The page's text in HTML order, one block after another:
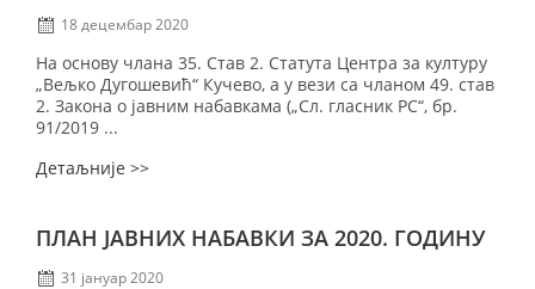
18 децембар 2020
На основу члана 35. Став 2. Статута Центра за културу
„Вељко Дугошевић“ Кучево, а у вези са чланом 49. став
2. Закона о јавним набавкама („Сл. гласник РС“, бр.
91/2019 ...
Детаљније >>
ПЛАН ЈАВНИХ НАБАВКИ ЗА 2020. ГОДИНУ
31 јануар 2020